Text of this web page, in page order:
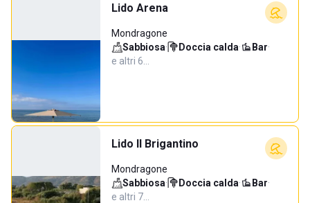
Lido Arena
Mondragone
Sabbiosa· Doccia calda· Bar·
e altri 6…
Lido Il Brigantino
Mondragone
Sabbiosa· Doccia calda· Bar·
e altri 7…